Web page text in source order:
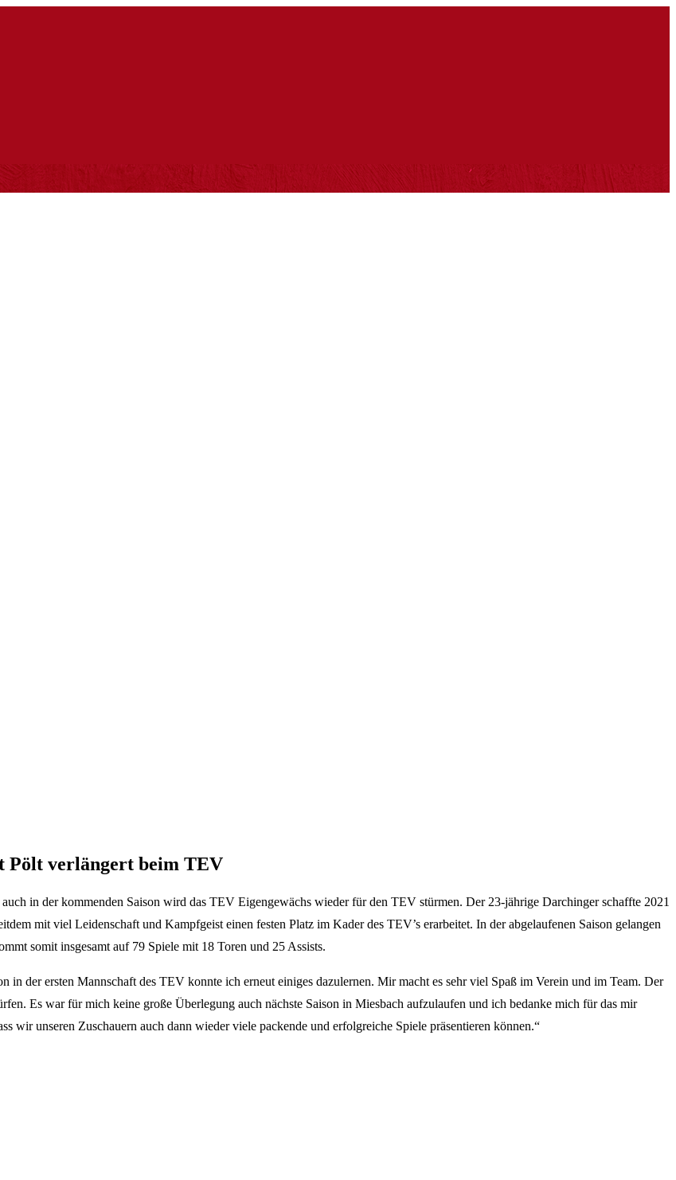
Pölt verlängert beim TEV
in der kommenden Saison wird das TEV Eigengewächs wieder für den TEV stürmen. Der 23-jährige Darchinger schaffte 2021
mit viel Leidenschaft und Kampfgeist einen festen Platz im Kader des TEV’s erarbeitet. In der abgelaufenen Saison gelangen
somit insgesamt auf 79 Spiele mit 18 Toren und 25 Assists.
in der ersten Mannschaft des TEV konnte ich erneut einiges dazulernen. Mir macht es sehr viel Spaß im Verein und im Team. Der
Es war für mich keine große Überlegung auch nächste Saison in Miesbach aufzulaufen und ich bedanke mich für das mir
wir unseren Zuschauern auch dann wieder viele packende und erfolgreiche Spiele präsentieren können.“